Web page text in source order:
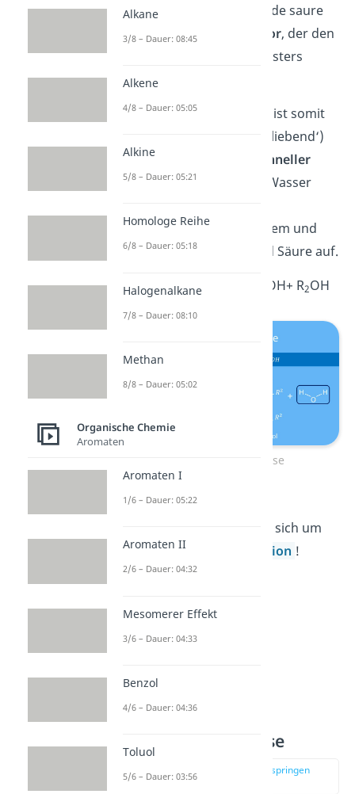
aufspalten. Das umgebende saure
Milieu dient als
Katalysator, der den
Carbonyl-Sauerstoff des Esters
protoniert.
Der Carbonyl-Kohlenstoff ist somit
elektrophiler (‚elektronenliebend‘)
und die Reaktion kann
schneller
ablaufen. Wenn du dann Wasser
protonierte Ester mit diesem und
spaltet sich in Alkohol und Säure auf.
R1COOR2+ H2 COOH+ R2OH
Saure Esterhydrolyse
Beachte:Bei der sauren
Esterhydrolyse handelt es sich um
eineGleichgewichtsreaktion !
Alkalische Hydrolyse
zur Stelle im Video springen
(01:44)
Alkane
3/8 – Dauer: 08:45
Alkene
4/8 – Dauer: 05:05
Alkine
5/8 – Dauer: 05:21
Homologe Reihe
6/8 – Dauer: 05:18
Halogenalkane
7/8 – Dauer: 08:10
Methan
8/8 – Dauer: 05:02
Organische Chemie
Aromaten
Aromaten I
1/6 – Dauer: 05:22
Aromaten II
2/6 – Dauer: 04:32
Mesomerer Effekt
3/6 – Dauer: 04:33
Benzol
4/6 – Dauer: 04:36
Toluol
5/6 – Dauer: 03:56